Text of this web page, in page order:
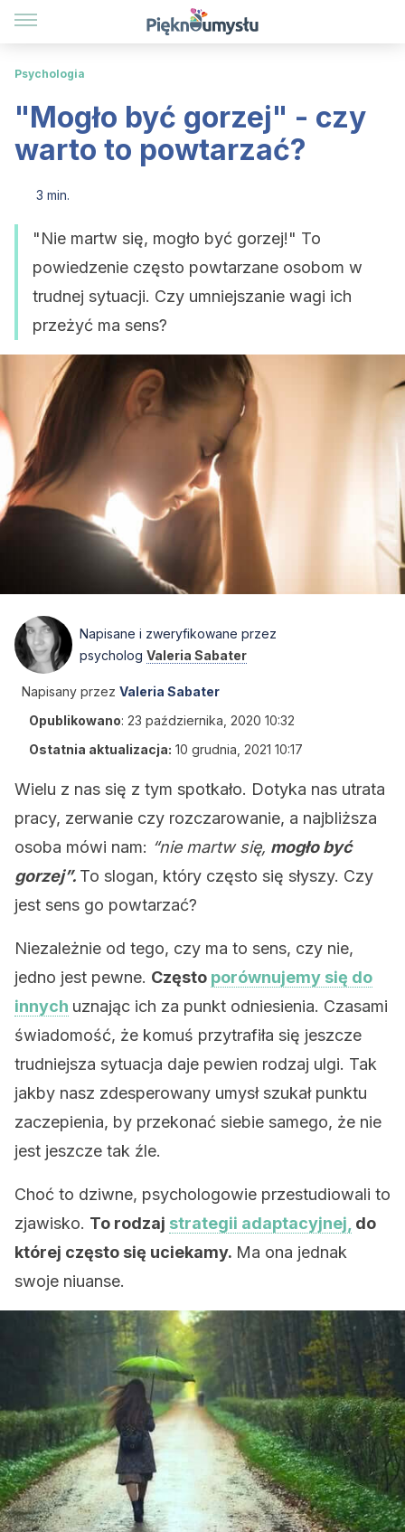
Psychologia
"Mogło być gorzej" - czy
warto to powtarzać?
3 min.
"Nie martw się, mogło być gorzej!" To
powiedzenie często powtarzane osobom w
trudnej sytuacji. Czy umniejszanie wagi ich
przeżyć ma sens?
Napisane i zweryfikowane przez
psycholog Valeria Sabater
Napisany przez Valeria Sabater
Opublikowano: 23 października, 2020 10:32
Ostatnia aktualizacja: 10 grudnia, 2021 10:17
Wielu z nas się z tym spotkało. Dotyka nas utrata
pracy, zerwanie czy rozczarowanie, a najbliższa
osoba mówi nam: “nie martw się, mogło być
gorzej”. To slogan, który często się słyszy. Czy
jest sens go powtarzać?
Niezależnie od tego, czy ma to sens, czy nie,
jedno jest pewne. Często porównujemy się do
innych uznając ich za punkt odniesienia. Czasami
świadomość, że komuś przytrafiła się jeszcze
trudniejsza sytuacja daje pewien rodzaj ulgi. Tak
jakby nasz zdesperowany umysł szukał punktu
zaczepienia, by przekonać siebie samego, że nie
jest jeszcze tak źle.
Choć to dziwne, psychologowie przestudiowali to
zjawisko. To rodzaj strategii adaptacyjnej, do
której często się uciekamy. Ma ona jednak
swoje niuanse.